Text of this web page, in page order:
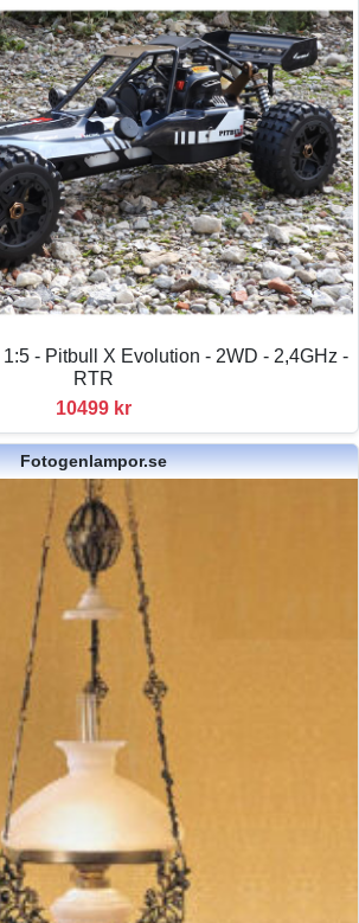
- Pitbull X Evolution - 2WD - 2,4GHz -
RTR
10499 kr
Fotogenlampor.se